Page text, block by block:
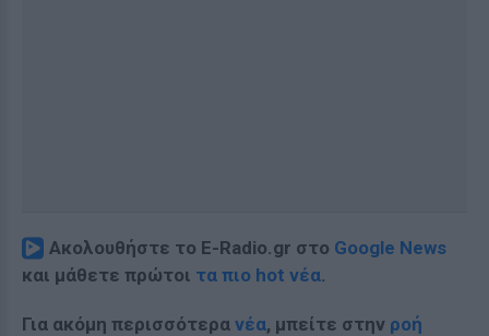
Ακολουθήστε το E-Radio.gr στο Google News
και μάθετε πρώτοι τα πιο hot νέα.
Για ακόμη περισσότερα νέα, μπείτε στην ροή